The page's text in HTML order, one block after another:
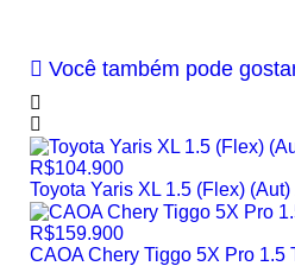
Você também pode
R$104.900
Toyota Yaris XL 1.5 (Flex) (Aut)
R$159.900
CAOA Chery Tiggo 5X Pro 1.5